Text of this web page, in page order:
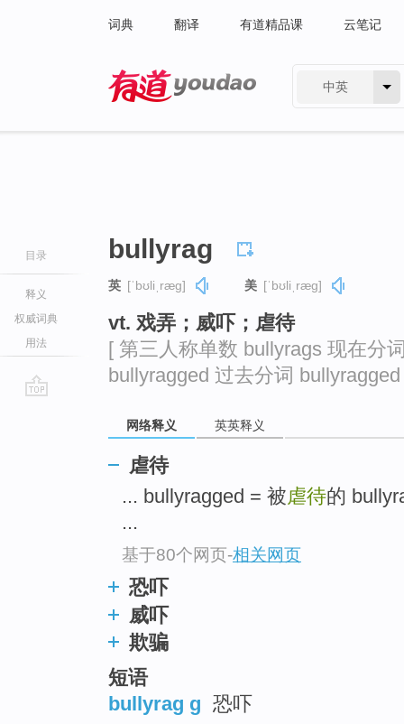
词典 翻译 有道精品课 云笔记
中英
目录
释义
权威词典
用法
bullyrag
英 [ˈbʊliˌræɡ] 美 [ˈbʊliˌræɡ]
vt. 戏弄；威吓；虐待
[ 第三人称单数 bullyrags 现在分
bullyragged 过去分词
网络释义 英英释义
虐待
... bullyragged = 被虐待的
...
基于80个网页-相关网页
恐吓
威吓
欺骗
短语
bullyrag g 恐吓